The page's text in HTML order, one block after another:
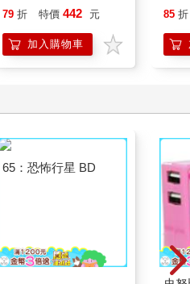
洲懸疑推理天王克里
精采續作！）
79 折 特價 442 元
加入購物車
85 折